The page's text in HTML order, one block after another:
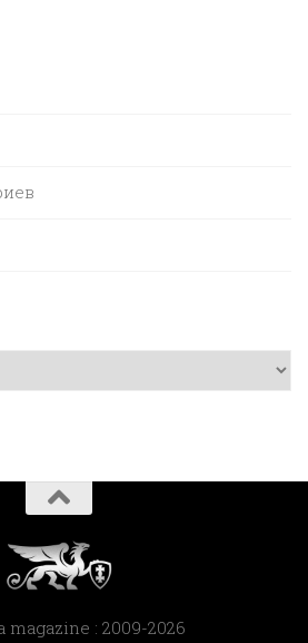
magazine : 2009-2026